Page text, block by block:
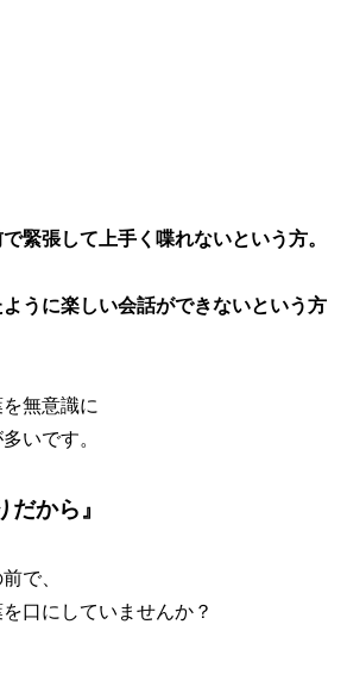
緊張して上手く喋れないという方。
ように楽しい会話ができないという方
無意識に
いです。
だから』
で、
口にしていませんか？